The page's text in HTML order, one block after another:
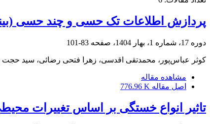
پردازش اطلاعات تک حسی و چند حسی
دوره 17، شماره 1، بهار 1404، صفحه 83-101
کوثر عباس‌پور، محمدتقی اقدسی، زهرا فتحی رضائی، سید حجت
مشاهده مقاله
اصل مقاله 776.96 K
تاثیر انواع خستگی بر اساس تغییرات